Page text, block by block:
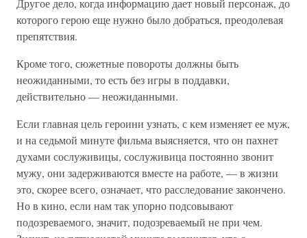
Другое дело, когда информацию дает новый персонаж, до
которого герою еще нужно было добраться, преодолевая
препятствия.
Кроме того, сюжетные повороты должны быть
неожиданными, то есть без игры в поддавки,
действительно — неожиданными.
Если главная цель героини узнать, с кем изменяет ее муж,
и на седьмой минуте фильма выясняется, что он пахнет
духами сослуживицы, сослуживица постоянно звонит
мужу, они задерживаются вместе на работе, — в жизни
это, скорее всего, означает, что расследование закончено.
Но в кино, если нам так упорно подсовывают
подозреваемого, значит, подозреваемый не при чем.